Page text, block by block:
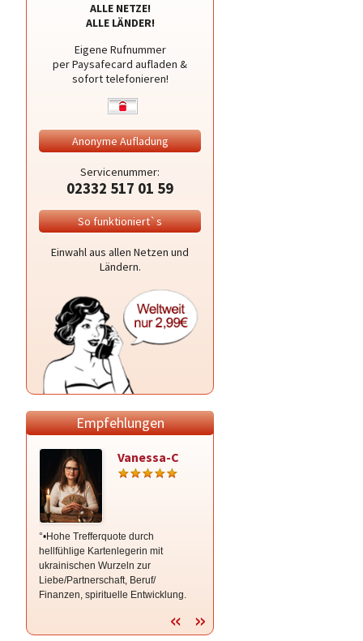
ALLE NETZE!
ALLE LÄNDER!
Eigene Rufnummer
per Paysafecard aufladen &
sofort telefonieren!
Anonyme Aufladung
Servicenummer:
02332 517 01 59
So funktioniert`s
Einwahl aus allen Netzen und
Ländern.
Empfehlungen
Vanessa-C
°•Hohe Trefferquote durch
hellfühlige Kartenlegerin mit
ukrainischen Wurzeln zur
Liebe/Partnerschaft, Beruf/
Finanzen, spirituelle Entwicklung.